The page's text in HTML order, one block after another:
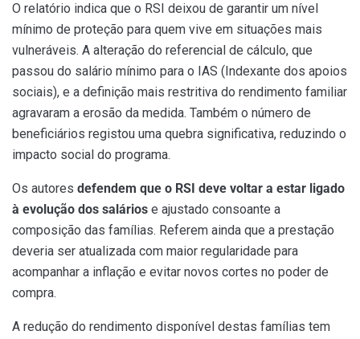
O relatório indica que o RSI deixou de garantir um nível
mínimo de proteção para quem vive em situações mais
vulneráveis. A alteração do referencial de cálculo, que
passou do salário mínimo para o IAS (Indexante dos apoios
sociais), e a definição mais restritiva do rendimento familiar
agravaram a erosão da medida. Também o número de
beneficiários registou uma quebra significativa, reduzindo o
impacto social do programa.
Os autores defendem que o RSI deve voltar a estar ligado
à evolução dos salários e ajustado consoante a
composição das famílias. Referem ainda que a prestação
deveria ser atualizada com maior regularidade para
acompanhar a inflação e evitar novos cortes no poder de
compra.
A redução do rendimento disponível destas famílias tem